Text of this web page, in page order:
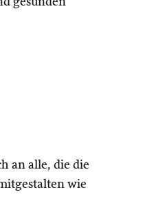
an alle, die die
wie